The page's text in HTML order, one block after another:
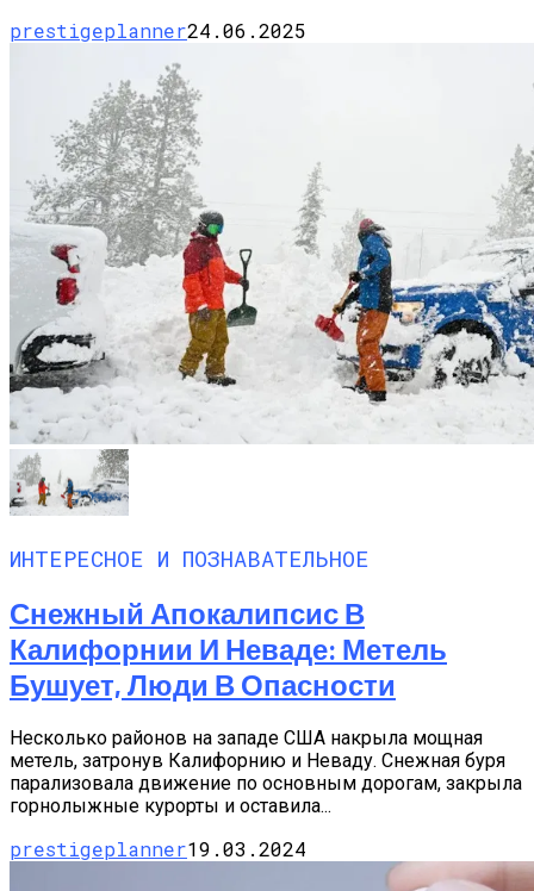
prestigeplanner24.06.2025
ИНТЕРЕСНОЕ И ПОЗНАВАТЕЛЬНОЕ
Снежный Апокалипсис В
Калифорнии И Неваде: Метель
Бушует, Люди В Опасности
Несколько районов на западе США накрыла мощная
метель, затронув Калифорнию и Неваду. Снежная буря
парализовала движение по основным дорогам, закрыла
горнолыжные курорты и оставила...
prestigeplanner19.03.2024